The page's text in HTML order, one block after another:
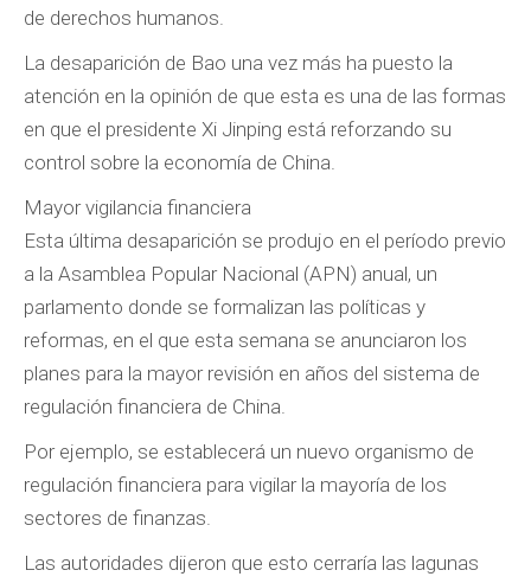
de derechos humanos.
La desaparición de Bao una vez más ha puesto la
atención en la opinión de que esta es una de las formas
en que el presidente Xi Jinping está reforzando su
control sobre la economía de China.
Mayor vigilancia financiera
Esta última desaparición se produjo en el período previo
a la Asamblea Popular Nacional (APN) anual, un
parlamento donde se formalizan las políticas y
reformas, en el que esta semana se anunciaron los
planes para la mayor revisión en años del sistema de
regulación financiera de China.
Por ejemplo, se establecerá un nuevo organismo de
regulación financiera para vigilar la mayoría de los
sectores de finanzas.
Las autoridades dijeron que esto cerraría las lagunas